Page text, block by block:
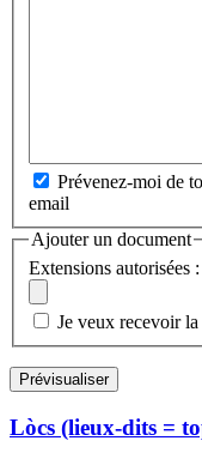
Prévenez-moi de
email
Ajouter un document
Extensions autorisées
Je veux recevoir
Lòcs (lieux-dits =